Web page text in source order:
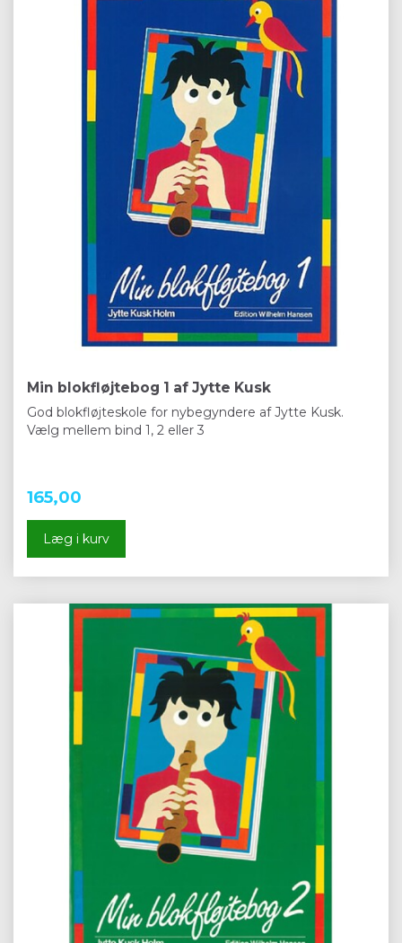
Min blokfløjtebog 1 af Jytte Kusk
God blokfløjteskole for nybegyndere af Jytte Kusk.
Vælg mellem bind 1, 2 eller 3
165,00
Læg i kurv